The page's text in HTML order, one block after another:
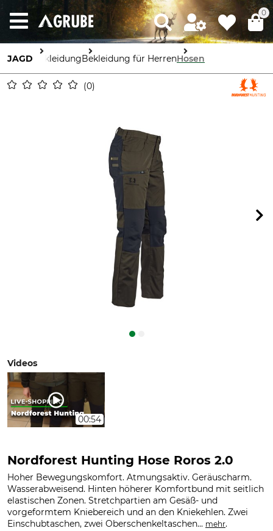
0
JAGD BekleidungBekleidung für HerrenHosen
0
Videos
00:54
Nordforest Hunting Hose Roros 2.0
Hoher Bewegungskomfort. Atmungsaktiv. Geräuscharm.
Wasserabweisend. Hinten höherer Komfortbund mit seitlich
elastischen Zonen. Stretchpartien am Gesäß- und
vorgeformtem Kniebereich und an den Kniekehlen. Zwei
Einschubtaschen, zwei Oberschenkeltaschen... mehr.